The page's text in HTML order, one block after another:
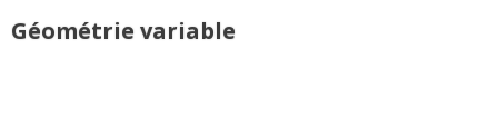
Géométrie variable